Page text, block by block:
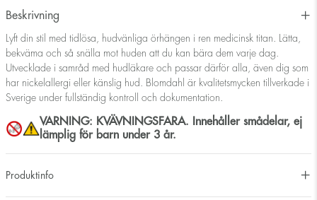
Beskrivning
Lyft din stil med tidlösa, hudvänliga örhängen i ren medicinsk titan. Lätta,
bekväma och så snälla mot huden att du kan bära dem varje dag.
Utvecklade i samråd med hudläkare och passar därför alla, även dig som
har nickelallergi eller känslig hud. Blomdahl är kvalitetsmycken tillverkade i
Sverige under fullständig kontroll och dokumentation.
VARNING: KVÄVNINGSFARA. Innehåller smådelar, ej
lämplig för barn under 3 år.
Produktinfo